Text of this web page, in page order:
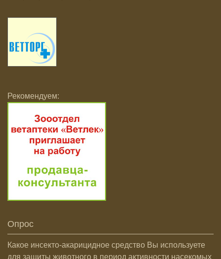
Рекомендуем:
Опрос
Какое инсекто-акарицидное средство Вы используете
для защиты животного в период активности насекомых